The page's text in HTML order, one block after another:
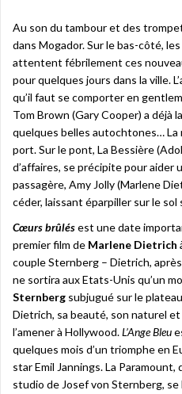
Au son du tambour et des
dans Mogador. Sur le bas-côté,
attentent fébrilement ces
pour quelques jours dans la ville.
qu’il faut se comporter en
Tom Brown (Gary Cooper) a déjà
quelques belles autochtones… La
port. Sur le pont, La Bessière
d’affaires, se précipite pour aider
passagère, Amy Jolly (Marlene
céder, laissant éparpiller sur le
Cœurs brûlésest une date
premier film de Marlene Dietrich
couple Sternberg – Dietrich, après
ne sortira aux Etats-Unis qu’un
Sternberg subjugué sur le
Dietrich, sa beauté, son naturel
l’amener à Hollywood.L’Ange Bleu
quelques mois d’un triomphe en
star Emil Jannings. La
studio de Josef von Sternberg, se